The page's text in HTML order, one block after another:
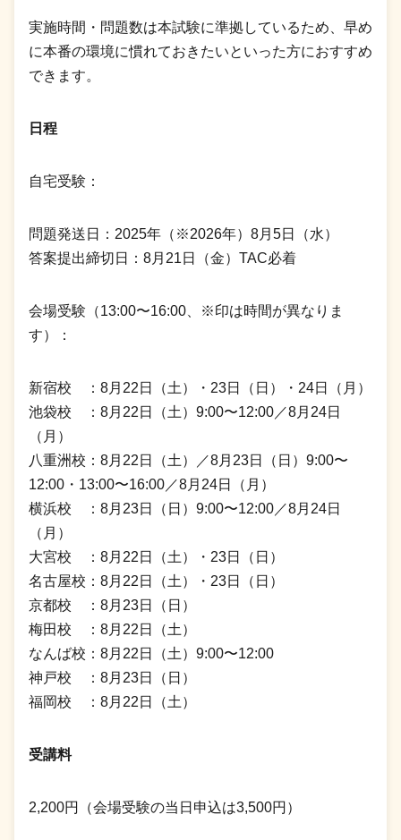
実施時間・問題数は本試験に準拠しているため、早め
に本番の環境に慣れておきたいといった方におすすめ
できます。
日程
自宅受験：
問題発送日：2025年（※2026年）8月5日（水）
答案提出締切日：8月21日（金）TAC必着
会場受験（13:00〜16:00、※印は時間が異なりま
す）：
新宿校 ：8月22日（土）・23日（日）・24日（月）
池袋校 ：8月22日（土）9:00〜12:00／8月24日
（月）
八重洲校：8月22日（土）／8月23日（日）9:00〜
12:00・13:00〜16:00／8月24日（月）
横浜校 ：8月23日（日）9:00〜12:00／8月24日
（月）
大宮校 ：8月22日（土）・23日（日）
名古屋校：8月22日（土）・23日（日）
京都校 ：8月23日（日）
梅田校 ：8月22日（土）
なんば校：8月22日（土）9:00〜12:00
神戸校 ：8月23日（日）
福岡校 ：8月22日（土）
受講料
2,200円（会場受験の当日申込は3,500円）